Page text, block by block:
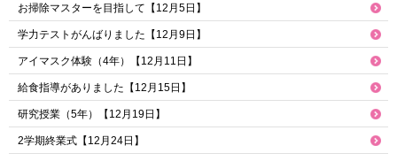
お掃除マスターを目指して【12月5日】
学力テストがんばりました【12月9日】
アイマスク体験（4年）【12月11日】
給食指導がありました【12月15日】
研究授業（5年）【12月19日】
2学期終業式【12月24日】